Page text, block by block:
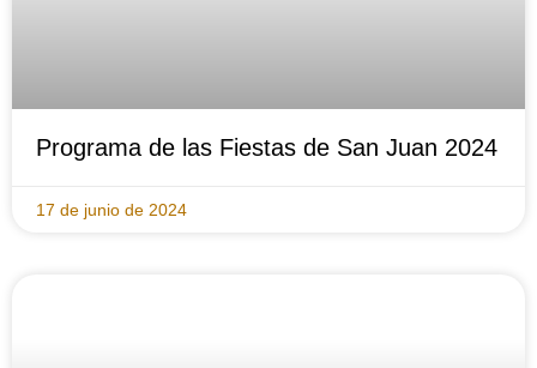
Programa de las Fiestas de San Juan 2024
17 de junio de 2024